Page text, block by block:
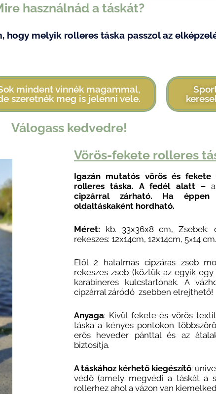
használnád a táskát?
hogy melyik rolleres táska passzol az
mindent vinnék magammal,
szeretnék meg is jelenni vele.
Válogass kedvedre!
Vörös-fekete rolleres
Igazán mutatós vörös és fekete
rolleres táska. A fedél alatt –
cipzárral zárható. Ha éppen
oldaltáskaként hordható.
Méret: kb. 33x36x8 cm,
rekeszes: 12x14cm, 12x14cm, 5×14 cm.
Elől 2 hatalmas cipzáras zseb
rekeszes zseb (köztük az egyik
karabineres kulcstartónak. A
cipzárral záródó zsebben elrejthető!
Anyaga: Kívül fekete és vörös
táska a kényes pontokon
erős heveder pánttal és az
biztosítja.
A táskához kérhető kiegészítő:
védő (amely megvédi a táskát a
rollerhez ahol a vázon van